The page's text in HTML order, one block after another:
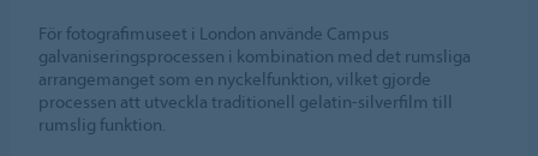
För fotografimuseet i London använde Campus
galvaniseringsprocessen i kombination med det rumsliga
arrangemanget som en nyckelfunktion, vilket gjorde
processen att utveckla traditionell gelatin-silverfilm till
rumslig funktion.